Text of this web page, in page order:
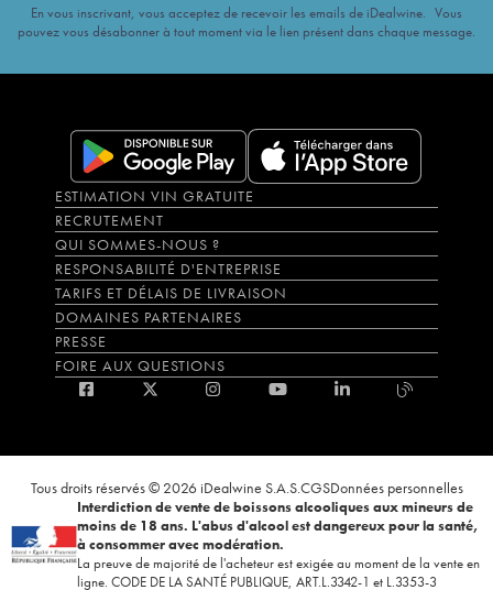
En vous inscrivant, vous acceptez de recevoir les emails de iDealwine. Vous
pouvez vous désabonner à tout moment via le lien présent dans chaque message.
ESTIMATION VIN GRATUITE
RECRUTEMENT
QUI SOMMES-NOUS ?
RESPONSABILITÉ D'ENTREPRISE
TARIFS ET DÉLAIS DE LIVRAISON
DOMAINES PARTENAIRES
PRESSE
FOIRE AUX QUESTIONS
Tous droits réservés © 2026 iDealwine S.A.S.CGSDonnées personnelles
Interdiction de vente de boissons alcooliques aux mineurs de
moins de 18 ans. L'abus d'alcool est dangereux pour la santé,
à consommer avec modération.
La preuve de majorité de l'acheteur est exigée au moment de la vente en
ligne. CODE DE LA SANTÉ PUBLIQUE, ART.L.3342-1 et L.3353-3